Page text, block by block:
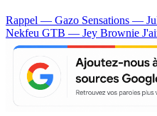
Rappel — Gazo Sensations —
Nekfeu GTB — Jey Brownie